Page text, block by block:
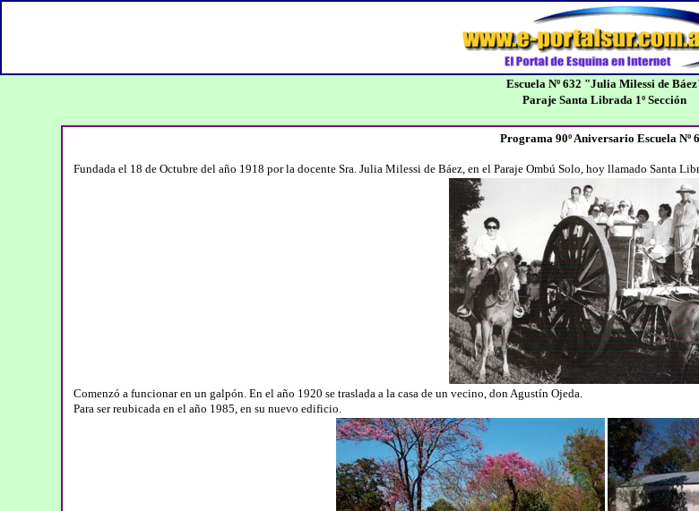
Escuela Nº 632 "Julia Milessi de
Paraje Santa Librada 1º Sección
Programa 90º Aniversario Escuela Nº
Fundada el 18 de Octubre del año 1918 por la docente Sra. Julia Milessi de Báez, en el Paraje Ombú Solo, hoy llamado Santa
Comenzó a funcionar en un galpón. En el año 1920 se traslada a la casa de un vecino, don Agustín Ojeda.
Para ser reubicada en el año 1985, en su nuevo edificio.